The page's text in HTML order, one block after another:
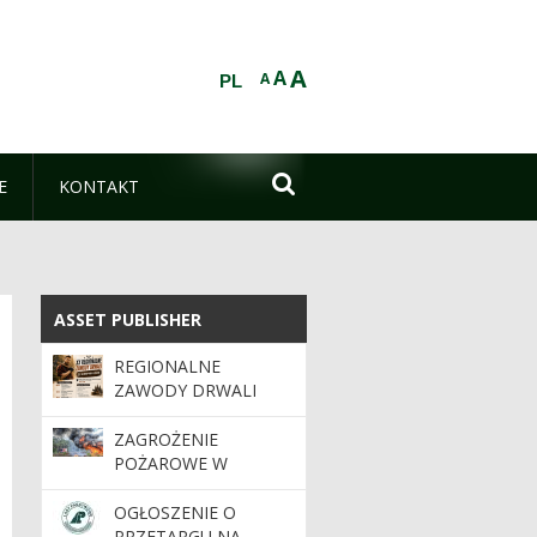
AAA
PL
KONTAKT 
ASSET PUBLISHER
ASSET PUBLISHER
REGIONALNE
ZAWODY DRWALI
ZAGROŻENIE
POŻAROWE W
LASACH. APEL O
OSTROŻNOŚĆ
OGŁOSZENIE O